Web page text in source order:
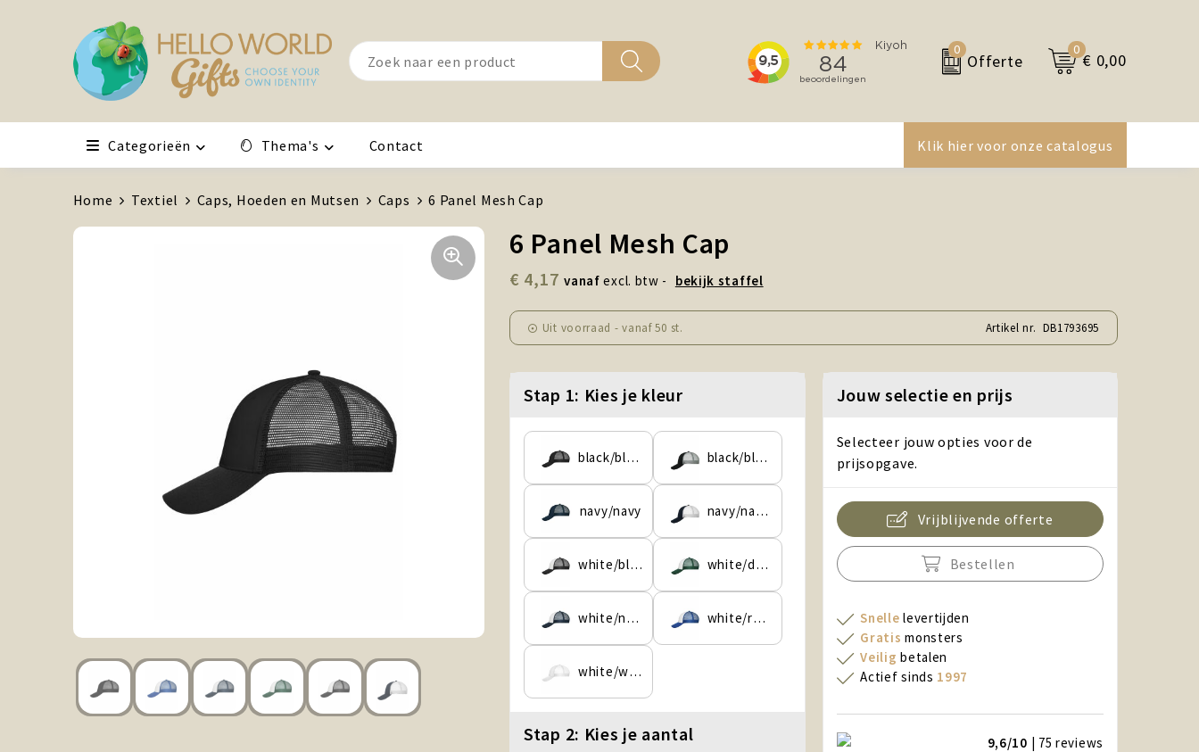
0
Offerte
0
€ 0,00
Categorieën Thema's Contact Klik hier voor onze catalogus
Home Textiel Caps, Hoeden en Mutsen Caps 6 Panel Mesh Cap
6 Panel Mesh Cap
€ 4,17 vanaf excl. btw - bekijk staffel
Uit voorraad -vanaf50 st. Artikel nr. DB1793695
Stap 1: Kies je kleur
black/black black/black/dark-grey
navy/navy navy/navy/white
white/black white/dark-green
white/navy white/royal
white/white
Stap 2: Kies je aantal
Jouw selectie en prijs
Selecteer jouw opties voor de
prijsopgave.
Vrijblijvende offerte
Bestellen
Snelle levertijden
Gratis monsters
Veilig betalen
Actief sinds 1997
9,6/10 | 75reviews